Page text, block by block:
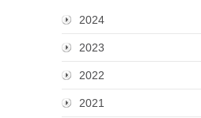
2024
2023
2022
2021